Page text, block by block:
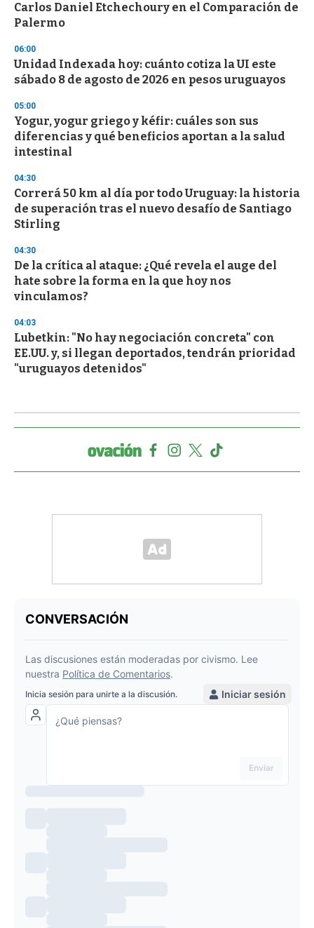
Carlos Daniel Etchechoury en el Comparación de
Palermo
06:00
Unidad Indexada hoy: cuánto cotiza la UI este
sábado 8 de agosto de 2026 en pesos uruguayos
05:00
Yogur, yogur griego y kéfir: cuáles son sus
diferencias y qué beneficios aportan a la salud
intestinal
04:30
Correrá 50 km al día por todo Uruguay: la historia
de superación tras el nuevo desafío de Santiago
Stirling
04:30
De la crítica al ataque: ¿Qué revela el auge del
hate sobre la forma en la que hoy nos
vinculamos?
04:03
Lubetkin: "No hay negociación concreta" con
EE.UU. y, si llegan deportados, tendrán prioridad
"uruguayos detenidos"